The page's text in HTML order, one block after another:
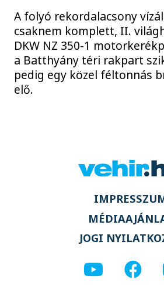
A folyó rekordalacsony
csaknem komplett, II.
DKW NZ 350-1
a Batthyány téri rakpart
pedig egy közel féltonnás
elő.
JOGI